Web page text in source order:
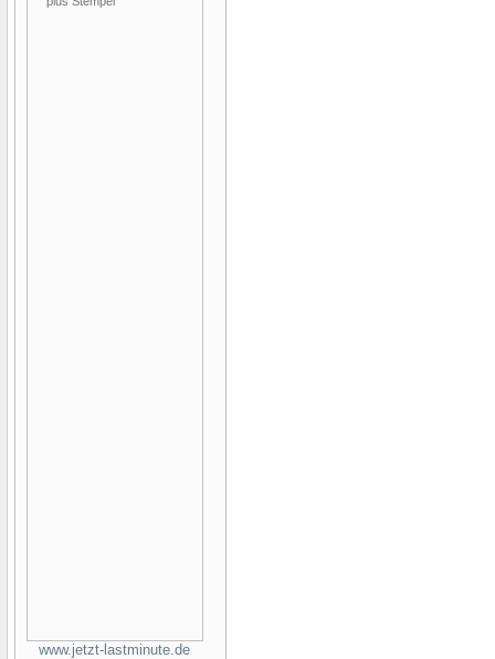
www.jetzt-lastminute.de